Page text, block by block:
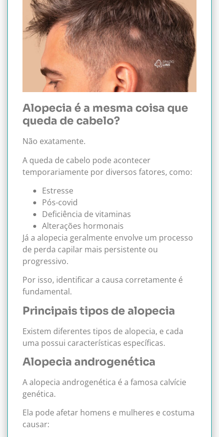
Alopecia é a mesma coisa que
queda de cabelo?
Não exatamente.
A queda de cabelo pode acontecer
temporariamente por diversos fatores, como:
Estresse
Pós-covid
Deficiência de vitaminas
Alterações hormonais
Já a alopecia geralmente envolve um processo
de perda capilar mais persistente ou
progressivo.
Por isso, identificar a causa corretamente é
fundamental.
Principais tipos de alopecia
Existem diferentes tipos de alopecia, e cada
uma possui características específicas.
Alopecia androgenética
A alopecia androgenética é a famosa calvície
genética.
Ela pode afetar homens e mulheres e costuma
causar: